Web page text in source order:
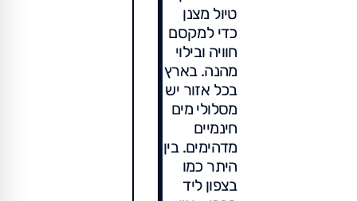
טיול מצנן
כדי למקסם
חוויה ובילוי
מהנה. בארץ
בכל אזור יש
מסלולי מים
חינמיים
מדהימים. בין
היתר כמו
בצפון ליד